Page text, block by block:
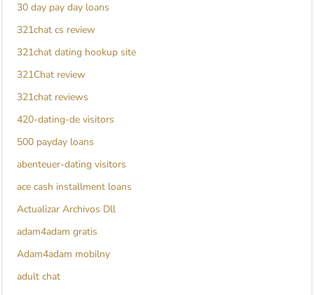
30 day pay day loans
321chat cs review
321chat dating hookup site
321Chat review
321chat reviews
420-dating-de visitors
500 payday loans
abenteuer-dating visitors
ace cash installment loans
Actualizar Archivos Dll
adam4adam gratis
Adam4adam mobilny
adult chat